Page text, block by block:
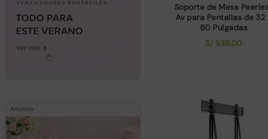
Anuncio
Soporte de Mesa
Av para Pantallas de 32
60 Pulgadas
S/939.00